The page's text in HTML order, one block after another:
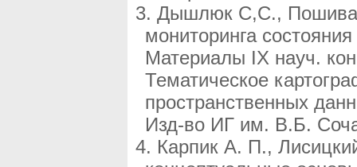
Дышлюк С,С.,
мониторинга
Материалы IX науч.
Тематическое
пространственных
Изд-во ИГ им. В.Б.
Карпик А. П.,